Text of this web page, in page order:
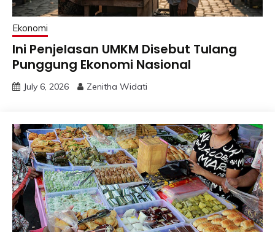
Ekonomi
Ini Penjelasan UMKM Disebut Tulang
Punggung Ekonomi Nasional
July 6, 2026 Zenitha Widati